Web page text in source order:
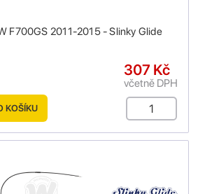
F700GS 2011-2015 - Slinky Glide
307 Kč
včetně DPH
KOŠÍKU